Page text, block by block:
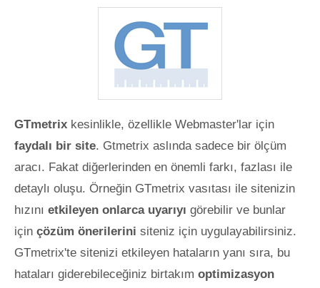
GTmetrix kesinlikle, özellikle Webmaster'lar için
faydalı bir site. Gtmetrix aslında sadece bir ölçüm
aracı. Fakat diğerlerinden en önemli farkı, fazlası ile
detaylı oluşu. Örneğin GTmetrix vasıtası ile sitenizin
hızını etkileyen onlarca uyarıyı görebilir ve bunlar
için çözüm önerilerini siteniz için uygulayabilirsiniz.
GTmetrix'te sitenizi etkileyen hataların yanı sıra, bu
hataları giderebileceğiniz birtakım optimizasyon